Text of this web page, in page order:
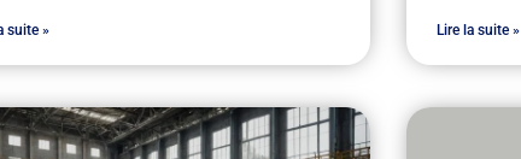
suite » Lire la suite »